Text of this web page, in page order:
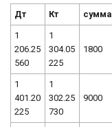
Дт Кт сумма
1
206.25
560
1
304.05
225
1800
1
401.20
225
1
302.25
730
9000